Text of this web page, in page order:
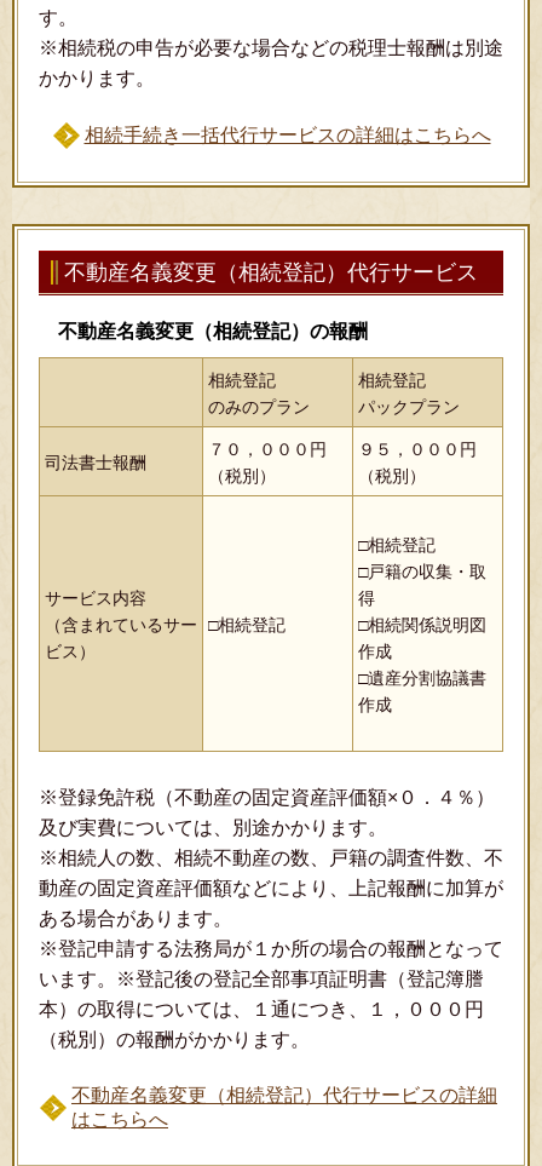
す。
※相続税の申告が必要な場合などの税理士報酬は別途
かかります。
相続手続き一括代行サービスの詳細はこちらへ
不動産名義変更（相続登記）代行サービス
不動産名義変更（相続登記）の報酬
相続登記
のみのプラン
相続登記
パックプラン
司法書士報酬
７０，０００円
（税別）
９５，０００円
（税別）
サービス内容
（含まれているサー
ビス）
□相続登記
□相続登記
□戸籍の収集・取
得
□相続関係説明図
作成
□遺産分割協議書
作成
※登録免許税（不動産の固定資産評価額×０．４％）
及び実費については、別途かかります。
※相続人の数、相続不動産の数、戸籍の調査件数、不
動産の固定資産評価額などにより、上記報酬に加算が
ある場合があります。
※登記申請する法務局が１か所の場合の報酬となって
います。※登記後の登記全部事項証明書（登記簿謄
本）の取得については、１通につき、１，０００円
（税別）の報酬がかかります。
不動産名義変更（相続登記）代行サービスの詳細
はこちらへ